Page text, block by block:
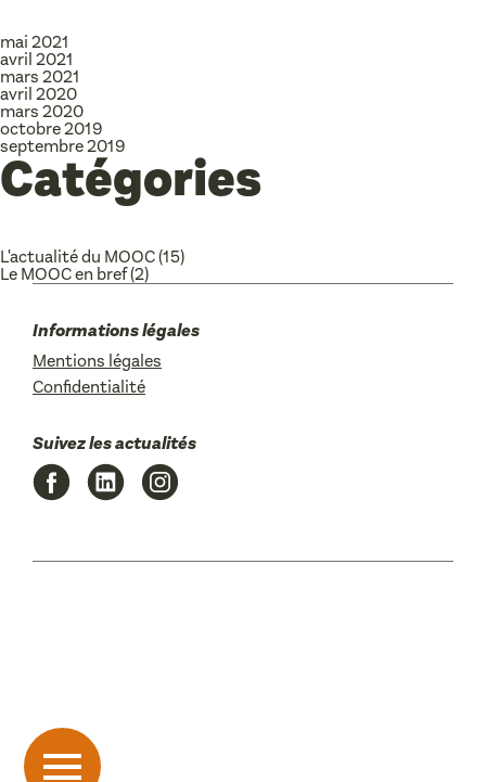
mai 2021
avril 2021
mars 2021
avril 2020
mars 2020
octobre 2019
septembre 2019
Catégories
L'actualité du MOOC(15)
Le MOOC en bref(2)
Informations légales
Mentions légales
Confidentialité
Suivez les actualités